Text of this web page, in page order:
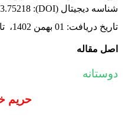
شناسه دیجیتال (DOI):
تاریخ دریافت: 01 بهمن 1402 ،
اصل مقاله
دوستانه
حریم